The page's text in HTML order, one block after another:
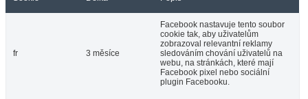
fr 3 měsíce
Facebook nastavuje tento soubor
cookie tak, aby uživatelům
zobrazoval relevantní reklamy
sledováním chování uživatelů na
webu, na stránkách, které mají
Facebook pixel nebo sociální
plugin Facebooku.